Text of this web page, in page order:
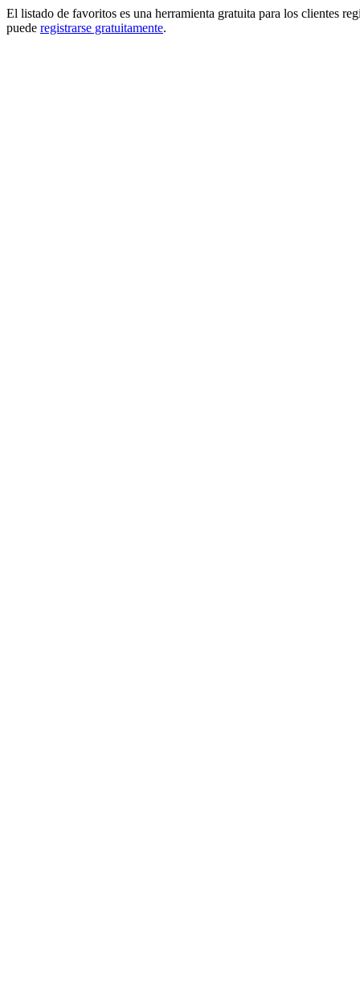
El listado de favoritos es una herramienta gratuita para los clientes
puede registrarse gratuitamente.